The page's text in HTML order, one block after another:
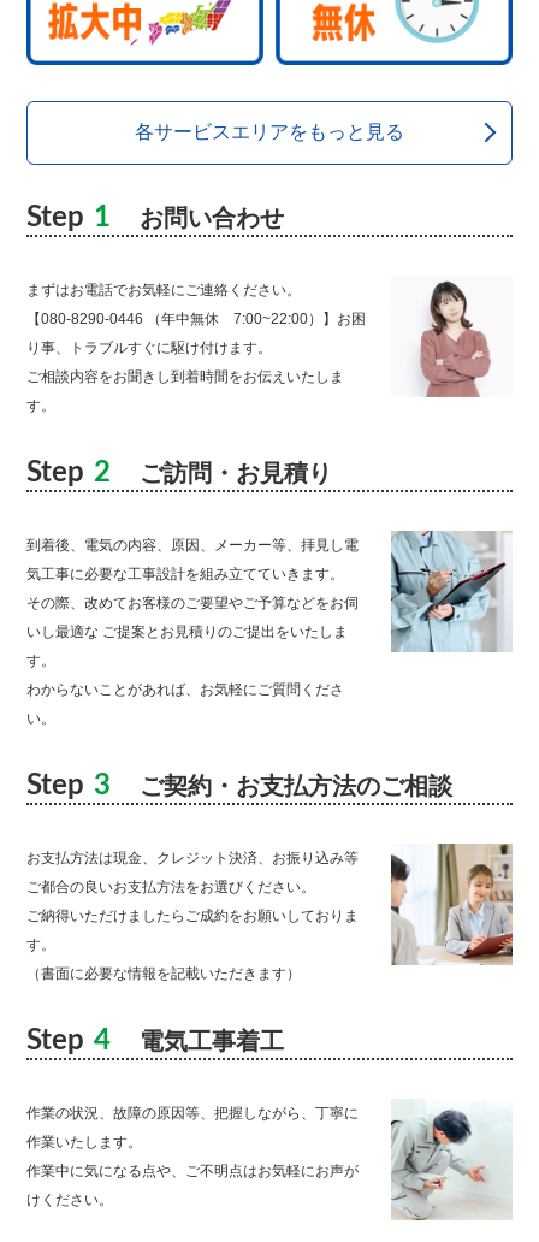
各サービスエリアをもっと見る
Step 1 お問い合わせ
まずはお電話でお気軽にご連絡ください。
【080-8290-0446 （年中無休 7:00~22:00）】お困
り事、トラブルすぐに駆け付けます。
ご相談内容をお聞きし到着時間をお伝えいたしま
す。
Step 2 ご訪問・お見積り
到着後、電気の内容、原因、メーカー等、拝見し電
気工事に必要な工事設計を組み立てていきます。
その際、改めてお客様のご要望やご予算などをお伺
いし最適な ご提案とお見積りのご提出をいたしま
す。
わからないことがあれば、お気軽にご質問くださ
い。
Step 3 ご契約・お支払方法のご相談
お支払方法は現金、クレジット決済、お振り込み等
ご都合の良いお支払方法をお選びください。
ご納得いただけましたらご成約をお願いしておりま
す。
（書面に必要な情報を記載いただきます）
Step 4 電気工事着工
作業の状況、故障の原因等、把握しながら、丁寧に
作業いたします。
作業中に気になる点や、ご不明点はお気軽にお声が
けください。